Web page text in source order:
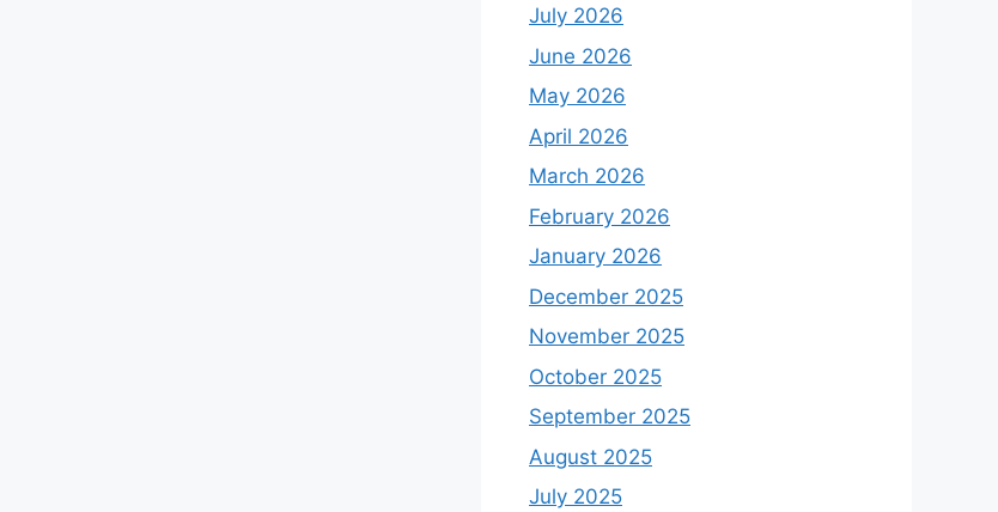
July 2026
June 2026
May 2026
April 2026
March 2026
February 2026
January 2026
December 2025
November 2025
October 2025
September 2025
August 2025
July 2025